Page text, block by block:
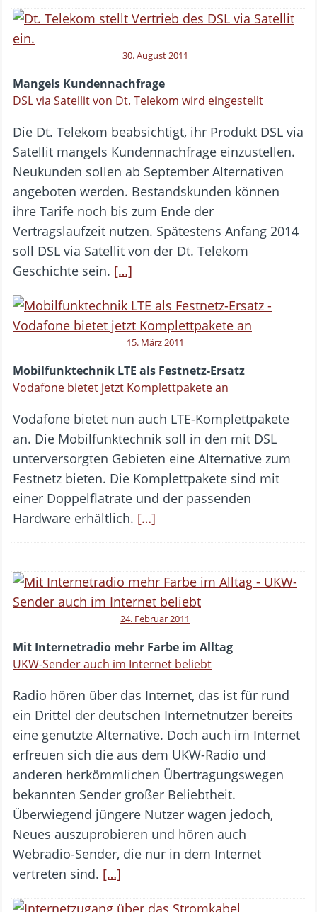
30. August 2011
Mangels Kundennachfrage
DSL via Satellit von Dt. Telekom wird eingestellt
Die Dt. Telekom beabsichtigt, ihr Produkt DSL via
Satellit mangels Kundennachfrage einzustellen.
Neukunden sollen ab September Alternativen
angeboten werden. Bestandskunden können
ihre Tarife noch bis zum Ende der
Vertragslaufzeit nutzen. Spätestens Anfang 2014
soll DSL via Satellit von der Dt. Telekom
Geschichte sein. […]
15. März 2011
Mobilfunktechnik LTE als Festnetz-Ersatz
Vodafone bietet jetzt Komplettpakete an
Vodafone bietet nun auch LTE-Komplettpakete
an. Die Mobilfunktechnik soll in den mit DSL
unterversorgten Gebieten eine Alternative zum
Festnetz bieten. Die Komplettpakete sind mit
einer Doppelflatrate und der passenden
Hardware erhältlich. […]
24. Februar 2011
Mit Internetradio mehr Farbe im Alltag
UKW-Sender auch im Internet beliebt
Radio hören über das Internet, das ist für rund
ein Drittel der deutschen Internetnutzer bereits
eine genutzte Alternative. Doch auch im Internet
erfreuen sich die aus dem UKW-Radio und
anderen herkömmlichen Übertragungswegen
bekannten Sender großer Beliebtheit.
Überwiegend jüngere Nutzer wagen jedoch,
Neues auszuprobieren und hören auch
Webradio-Sender, die nur in dem Internet
vertreten sind. […]